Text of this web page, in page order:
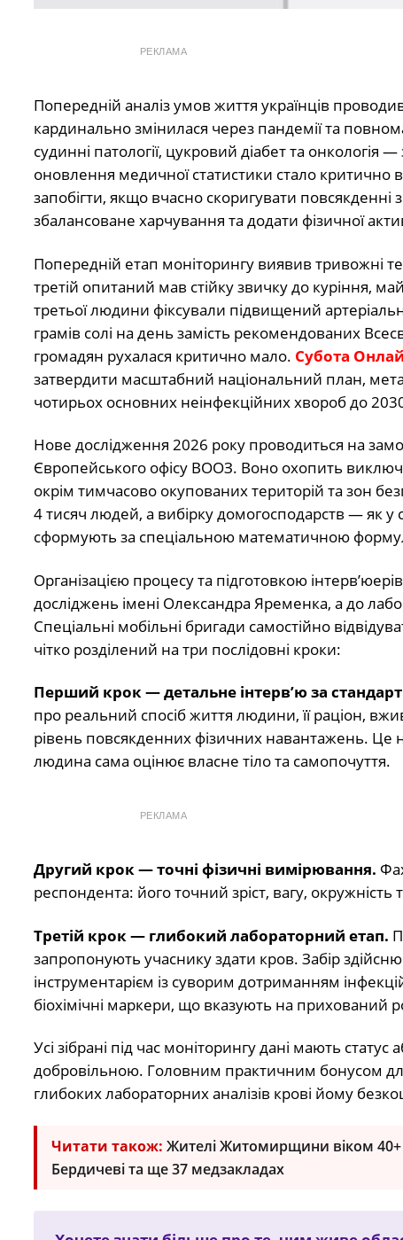
РЕКЛАМА
Попередній аналіз умов життя українців
кардинально змінилася через пандемії та
судинні патології, цукровий діабет та
оновлення медичної статистики стало
запобігти, якщо вчасно скоригувати
збалансоване харчування та додати фізичної
Попередній етап моніторингу виявив тривожні
третій опитаний мав стійку звичку до куріння,
третьої людини фіксували підвищений
грамів солі на день замість рекомендованих
громадян рухалася критично мало. Субота
затвердити масштабний національний план,
чотирьох основних неінфекційних хвороб до
Нове дослідження 2026 року проводиться на
Європейського офісу ВООЗ. Воно охопить
окрім тимчасово окупованих територій та зон
4 тисяч людей, а вибірку домогосподарств — як у
сформують за спеціальною математичною
Організацією процесу та підготовкою
досліджень імені Олександра Яременка, а до
Спеціальні мобільні бригади самостійно
чітко розділений на три послідовні кроки:
Перший крок — детальне інтерв’ю за
про реальний спосіб життя людини, її раціон,
рівень повсякденних фізичних навантажень. Це
людина сама оцінює власне тіло та самопочуття.
РЕКЛАМА
Другий крок — точні фізичні вимірювання.
респондента: його точний зріст, вагу, окружність
Третій крок — глибокий лабораторний етап.
запропонують учаснику здати кров. Забір
інструментарієм із суворим дотриманням
біохімічні маркери, що вказують на прихований
Усі зібрані під час моніторингу дані мають статус
добровільною. Головним практичним бонусом
глибоких лабораторних аналізів крові йому
Читати також: Жителі Житомирщини віком 40+
Бердичеві та ще 37 медзакладах